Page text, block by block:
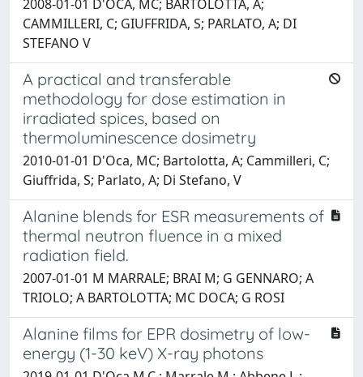
2008-01-01 D'OCA, MC; BARTOLOTTA, A;
CAMMILLERI, C; GIUFFRIDA, S; PARLATO, A; DI
STEFANO V
A practical and transferable
methodology for dose estimation in
irradiated spices, based on
thermoluminescence dosimetry
2010-01-01 D'Oca, MC; Bartolotta, A; Cammilleri, C;
Giuffrida, S; Parlato, A; Di Stefano, V
Alanine blends for ESR measurements of
thermal neutron fluence in a mixed
radiation field.
2007-01-01 M MARRALE; BRAI M; G GENNARO; A
TRIOLO; A BARTOLOTTA; MC DOCA; G ROSI
Alanine films for EPR dosimetry of low-
energy (1-30 keV) X-ray photons